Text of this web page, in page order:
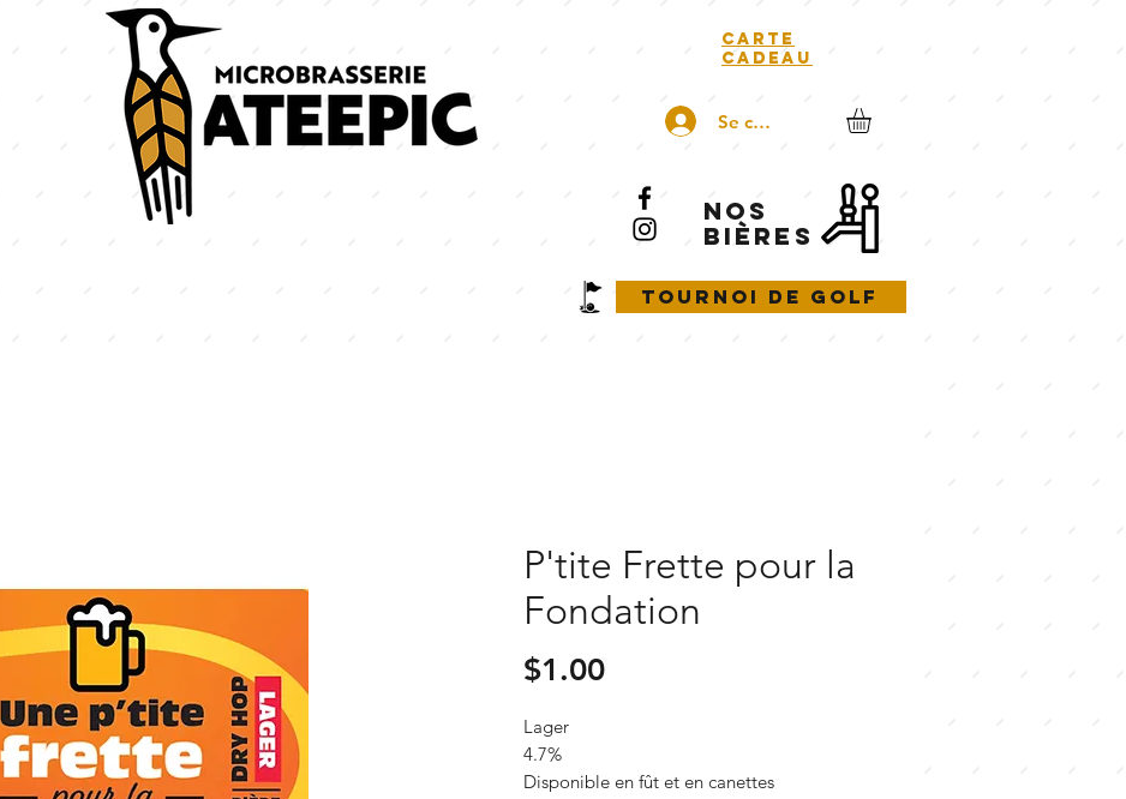
carte
cadeau
Se connecter
NOS
BIÈRES
Tournoi de golf
P'tite Frette pour la
Fondation
$1.00Prix
Lager
4.7%
Disponible en fût et en canettes